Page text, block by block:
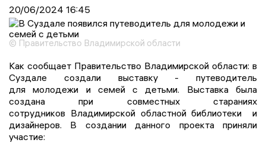
20/06/2024 16:45
© Правительство Владимирской области
Как сообщает Правительство Владимирской области: в
Суздале создали выставку - путеводитель
для молодежи и семей с детьми. Выставка была
создана при совместных стараниях
сотрудников Владимирской областной библиотеки и
дизайнеров. В создании данного проекта приняли
участие: